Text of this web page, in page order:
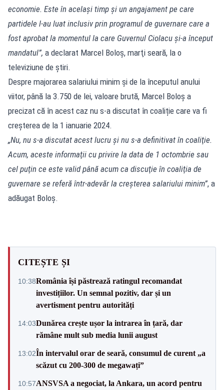
economie. Este în acelaşi timp şi un angajament pe care
partidele l-au luat inclusiv prin programul de guvernare care a
fost aprobat la momentul la care Guvernul Ciolacu şi-a început
mandatul”, a declarat Marcel Boloş, marţi seară, la o
televiziune de știri.
Despre majorarea salariului minim și de la începutul anului
viitor, până la 3.750 de lei, valoare brută, Marcel Boloș a
precizat că în acest caz nu s-a discutat în coaliție care va fi
creșterea de la 1 ianuarie 2024.
„Nu, nu s-a discutat acest lucru şi nu s-a definitivat în coaliţie.
Acum, aceste informaţii cu privire la data de 1 octombrie sau
cel puţin ce este valid până acum ca discuţie în coaliţia de
guvernare se referă într-adevăr la creşterea salariului minim”, a
adăugat Boloş.
CITEȘTE ȘI
10:38România își păstrează ratingul recomandat
investițiilor. Un semnal pozitiv, dar și un
avertisment pentru autorități
14:03Dunărea crește ușor la intrarea în țară, dar
rămâne mult sub media lunii august
13:02În intervalul orar de seară, consumul de curent „a
scăzut cu 200-300 de megawați”
10:57ANSVSA a negociat, la Ankara, un acord pentru